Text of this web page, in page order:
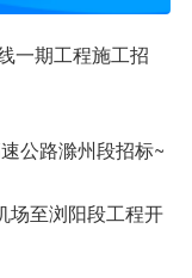
一期工程施工招
公路滁州段招标~
场至浏阳段工程开